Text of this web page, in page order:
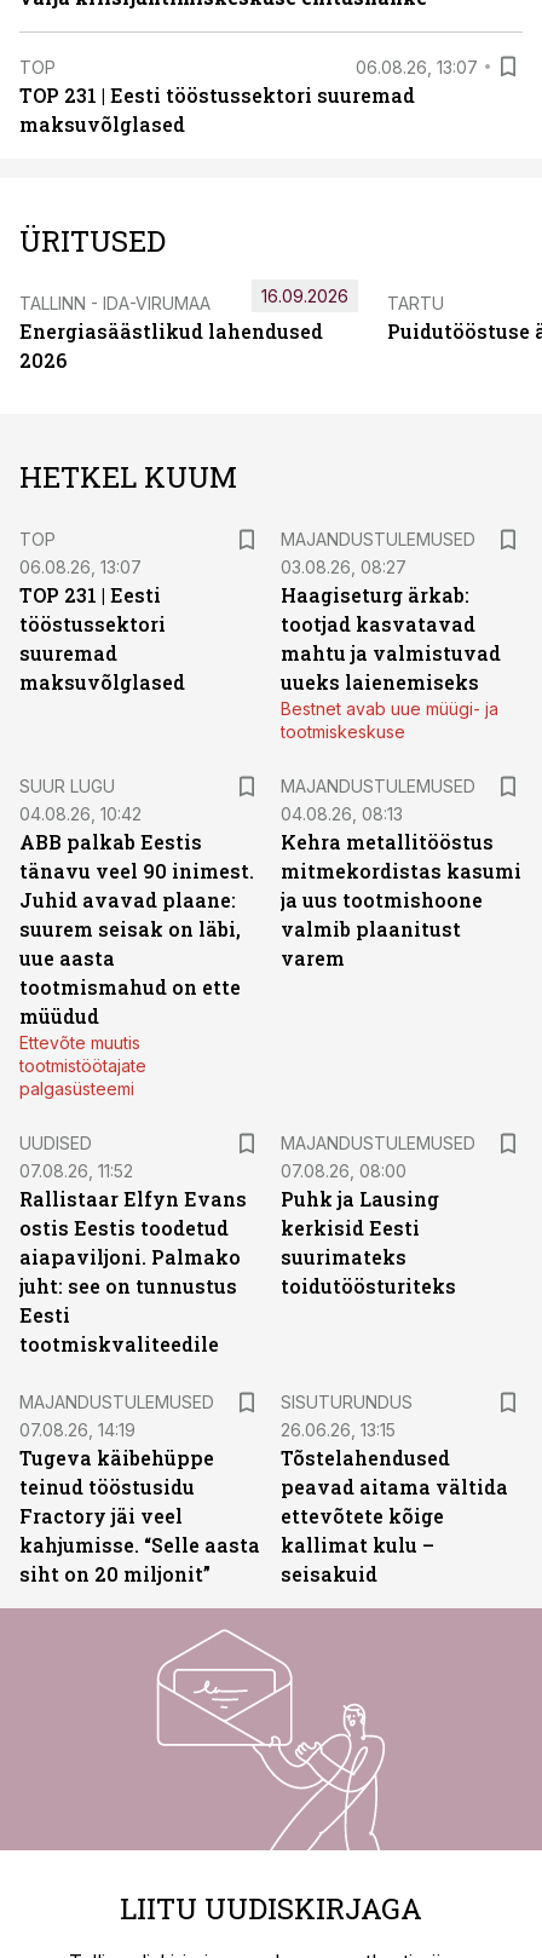
TOP 06.08.26, 13:07
TOP 231 | Eesti tööstussektori suuremad
maksuvõlglased
ÜRITUSED
TALLINN - IDA-VIRUMAA
Energiasäästlikud lahendused
2026
16.09.2026 TARTU
Puidutööstuse
HETKEL KUUM
TOP
06.08.26, 13:07
TOP 231 | Eesti
tööstussektori
suuremad
maksuvõlglased
MAJANDUSTULEMUSED
03.08.26, 08:27
Haagiseturg ärkab:
tootjad kasvatavad
mahtu ja valmistuvad
uueks laienemiseks
Bestnet avab uue müügi- ja
tootmiskeskuse
SUUR LUGU
04.08.26, 10:42
ABB palkab Eestis
tänavu veel 90 inimest.
Juhid avavad plaane:
suurem seisak on läbi,
uue aasta
tootmismahud on ette
müüdud
Ettevõte muutis
tootmistöötajate
palgasüsteemi
MAJANDUSTULEMUSED
04.08.26, 08:13
Kehra metallitööstus
mitmekordistas kasumi
ja uus tootmishoone
valmib plaanitust
varem
UUDISED
07.08.26, 11:52
Rallistaar Elfyn Evans
ostis Eestis toodetud
aiapaviljoni. Palmako
juht: see on tunnustus
Eesti
tootmiskvaliteedile
MAJANDUSTULEMUSED
07.08.26, 08:00
Puhk ja Lausing
kerkisid Eesti
suurimateks
toidutöösturiteks
MAJANDUSTULEMUSED
07.08.26, 14:19
Tugeva käibehüppe
teinud tööstusidu
Fractory jäi veel
kahjumisse. “Selle aasta
siht on 20 miljonit”
SISUTURUNDUS
26.06.26, 13:15
Tõstelahendused
peavad aitama vältida
ettevõtete kõige
kallimat kulu –
seisakuid
LIITU UUDISKIRJAGA